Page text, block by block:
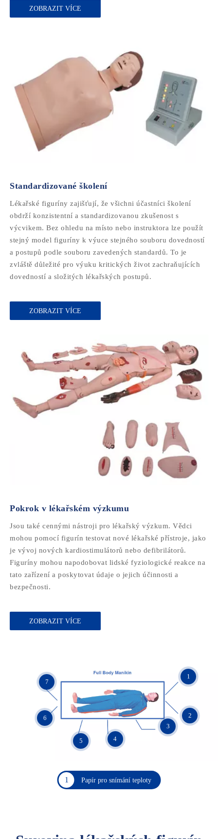
ZOBRAZIT VÍCE
Standardizované školení
Lékařské figuríny zajišťují, že všichni účastníci školení
obdrží konzistentní a standardizovanou zkušenost s
výcvikem. Bez ohledu na místo nebo instruktora lze použít
stejný model figuríny k výuce stejného souboru dovedností
a postupů podle souboru zavedených standardů. To je
zvláště důležité pro výuku kritických život zachraňujících
dovedností a složitých lékařských postupů.
ZOBRAZIT VÍCE
Pokrok v lékařském výzkumu
Jsou také cennými nástroji pro lékařský výzkum. Vědci
mohou pomocí figurín testovat nové lékařské přístroje, jako
je vývoj nových kardiostimulátorů nebo defibrilátorů.
Figuríny mohou napodobovat lidské fyziologické reakce na
tato zařízení a poskytovat údaje o jejich účinnosti a
bezpečnosti.​​​​​​​
ZOBRAZIT VÍCE
1
2
3
4
5
6
7
1 Papír pro snímání teploty